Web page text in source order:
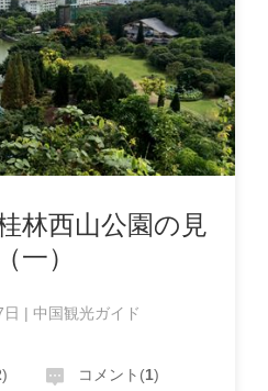
林西山公園の見
一）
| 中国観光ガイド
) コメント(1)